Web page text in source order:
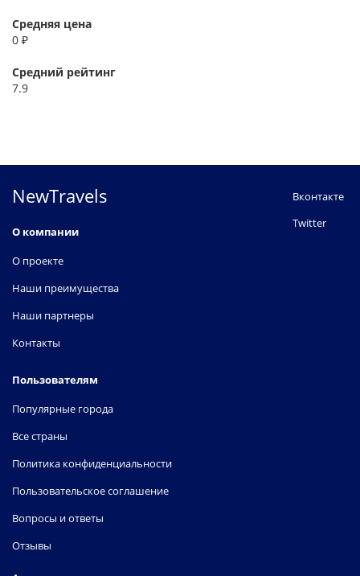
Средняя цена
0 ₽
Средний рейтинг
7.9
NewTravels
О компании
О проекте
Наши преимущества
Наши партнеры
Контакты
Пользователям
Популярные города
Все страны
Политика конфиденциальности
Пользовательское соглашение
Вопросы и ответы
Отзывы
Вконтакте
Twitter